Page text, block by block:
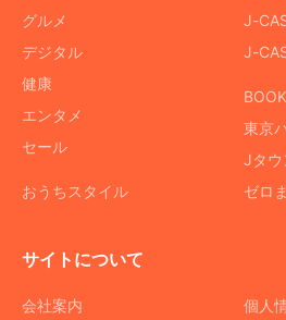
グルメ
デジタル
健康
エンタメ
セール
おうちスタイル
J-
J-
東京
Jタウ
ゼロ
サイトについて
会社案内 個人